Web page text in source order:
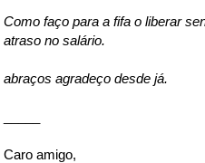
Como faço para a fifa o liberar
atraso no salário.
abraços agradeço desde já.
Caro amigo,